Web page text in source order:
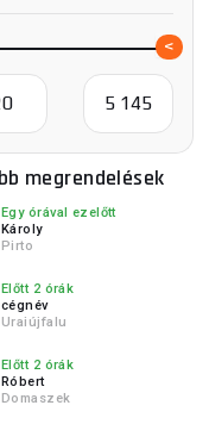
megrendelések
Egy órával ezelőtt
Károly
Pirto
Előtt 2 órák
cégnév
Uraiújfalu
Előtt 2 órák
Róbert
Domaszek